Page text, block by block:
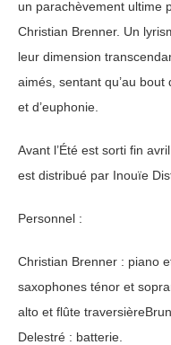
un parachèvement ultime
Christian Brenner. Un
leur dimension
aimés, sentant qu’au
et d’euphonie.
Avant l’Été est sorti fin
est distribué par Inouïe
Personnel :
Christian Brenner : piano
saxophones ténor et
alto et flûte
Delestré : batterie.